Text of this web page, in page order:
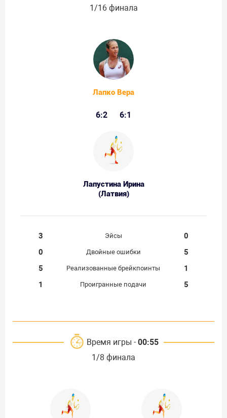
1/16 финала
Лапко Вера
6:2 6:1
Лапустина Ирина
(Латвия)
3 Эйсы
0
0
Двойные ошибки
5
5
Реализованные брейкпоинты
1
1
Проигранные подачи 5
Время игры - 00:55
1/8 финала